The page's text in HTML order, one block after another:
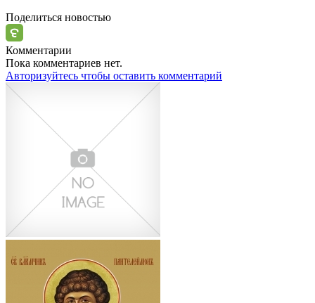
Поделиться новостью
Комментарии
Пока комментариев нет.
Авторизуйтесь чтобы оставить комментарий